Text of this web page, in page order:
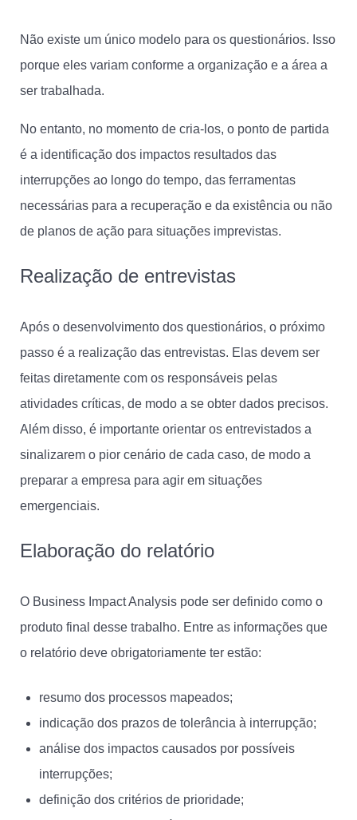
Não existe um único modelo para os questionários. Isso
porque eles variam conforme a organização e a área a
ser trabalhada.
No entanto, no momento de cria-los, o ponto de partida
é a identificação dos impactos resultados das
interrupções ao longo do tempo, das ferramentas
necessárias para a recuperação e da existência ou não
de planos de ação para situações imprevistas.
Realização de entrevistas
Após o desenvolvimento dos questionários, o próximo
passo é a realização das entrevistas. Elas devem ser
feitas diretamente com os responsáveis pelas
atividades críticas, de modo a se obter dados precisos.
Além disso, é importante orientar os entrevistados a
sinalizarem o pior cenário de cada caso, de modo a
preparar a empresa para agir em situações
emergenciais.
Elaboração do relatório
O Business Impact Analysis pode ser definido como o
produto final desse trabalho. Entre as informações que
o relatório deve obrigatoriamente ter estão:
resumo dos processos mapeados;
indicação dos prazos de tolerância à interrupção;
análise dos impactos causados por possíveis
interrupções;
definição dos critérios de prioridade;